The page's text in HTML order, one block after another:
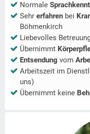
Normale
Sehr erfahren bei
Böhmenkirch
Liebevolles
Übernimmt
Entsendung vom
Arbeitszeit im
uns)
Übernimmt keine